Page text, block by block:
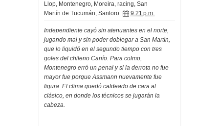
Llop, Montenegro, Moreira, racing, San
Martín de Tucumán, Santoro 9:21 p.m.
Independiente cayó sin atenuantes en el norte,
jugando mal y sin poder doblegar a San Martín,
que lo liquidó en el segundo tiempo con tres
goles del chileno Canío. Para colmo,
Montenegro erró un penal y si la derrota no fue
mayor fue porque Assmann nuevamente fue
figura. El clima quedó caldeado de cara al
clásico, en donde los técnicos se jugarán la
cabeza.